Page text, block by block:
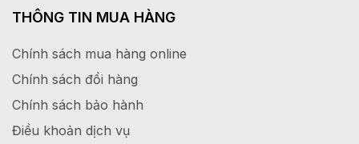
THÔNG TIN MUA HÀNG
Chính sách mua hàng online
Chính sách đổi hàng
Chính sách bảo hành
Điều khoản dịch vụ